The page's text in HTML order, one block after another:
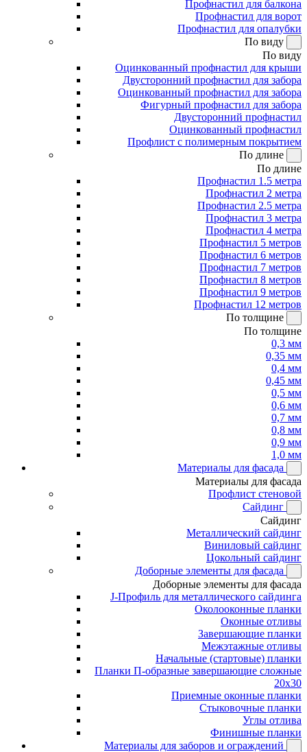
Профнастил для балкона
Профнастил для ворот
Профнастил для опалубки
По виду
По виду
Оцинкованный профнастил для крыши
Двусторонний профнастил для забора
Оцинкованный профнастил для забора
Фигурный профнастил для забора
Двусторонний профнастил
Оцинкованный профнастил
Профлист с полимерным покрытием
По длине
По длине
Профнастил 1.5 метра
Профнастил 2 метра
Профнастил 2.5 метра
Профнастил 3 метра
Профнастил 4 метра
Профнастил 5 метров
Профнастил 6 метров
Профнастил 7 метров
Профнастил 8 метров
Профнастил 9 метров
Профнастил 12 метров
По толщине
По толщине
0,3 мм
0,35 мм
0,4 мм
0,45 мм
0,5 мм
0,6 мм
0,7 мм
0,8 мм
0,9 мм
1,0 мм
Материалы для фасада
Материалы для фасада
Профлист стеновой
Сайдинг
Сайдинг
Металлический сайдинг
Виниловый сайдинг
Цокольный сайдинг
Доборные элементы для фасада
Доборные элементы для фасада
J-Профиль для металлического сайдинга
Околооконные планки
Оконные отливы
Завершающие планки
Межэтажные отливы
Начальные (стартовые) планки
Планки П-образные завершающие сложные
20x30
Приемные оконные планки
Стыковочные планки
Углы отлива
Финишные планки
Материалы для заборов и ограждений